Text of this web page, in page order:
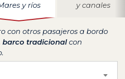
y ríos
y canales
con otros pasajeros a bordo
barco tradicionalcon